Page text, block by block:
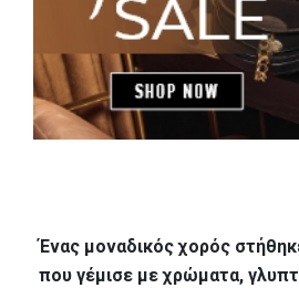
Ένας μοναδικός χορός
που γέμισε με χρώματα,